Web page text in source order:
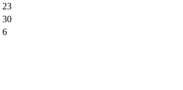
23
30
6